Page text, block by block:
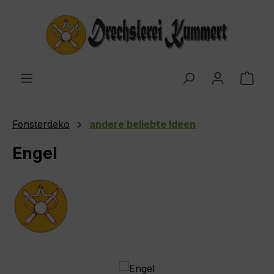
Zum Hauptinhalt springen
Fensterdeko andere beliebte Ideen
Engel
Bildergalerie überspringen